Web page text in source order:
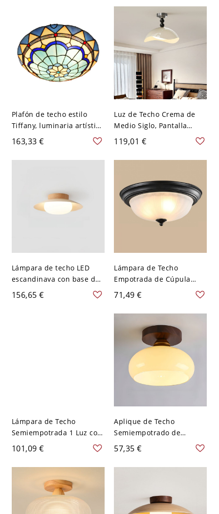
pasillo y dormitorio - 110
A 120 V Tazón
Plafón de techo estilo
Tiffany, luminaria artística
vintage de vitral con base
metálica para dormitorio
y recibidor - 110 A 120 V
163,33 €
Luz de Techo Crema de
Medio Siglo, Pantalla
Ondulada Brillante con
Acentos Esféricos - 110 A
120 V 30,48 cm
119,01 €
Lámpara de techo LED
escandinava con base de
madera y pantalla de
metal mate para
156,65 €
Lámpara de Techo
Empotrada de Cúpula
Tradicional de Vidrio para
Sala de Estar - Negro
Mate 110 A 120 V 33,02 cm
71,49 €
Lámpara de Techo
Semiempotrada 1 Luz con
Pantalla Vítrea, Adaptada
para Uso Residencial Bi-
pin, Conexión Eléctrica
Directa, 110V-120V,
101,09 €
Aplique de Techo
Semiempotrado de
Madera con Forma de
Receptáculo para
Interiores
57,35 €